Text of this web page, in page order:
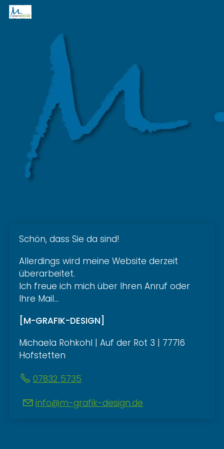
Schön, dass Sie da sind!
Allerdings wird meine Website derzeit
überarbeitet.
Ich freue ich mich über Ihren Anruf oder
Ihre Mail...
[M-GRAFIK-DESIGN]
Michaela Rohkohl | Auf der Rot 3 | 77716
Hofstetten
07832 5735
nf
m-gr f k-d s gn d